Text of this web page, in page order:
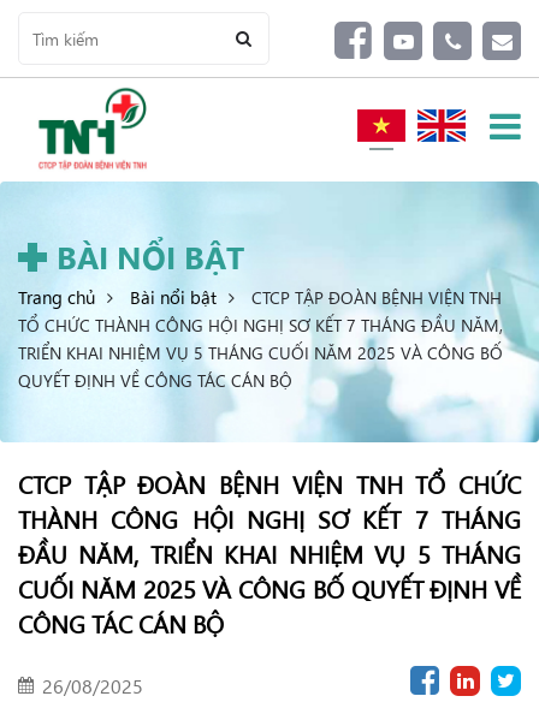
BÀI NỔI BẬT
Trang chủ Bài nổi bật
CTCP TẬP ĐOÀN BỆNH VIỆN TNH
TỔ CHỨC THÀNH CÔNG HỘI NGHỊ SƠ KẾT 7 THÁNG ĐẦU NĂM,
TRIỂN KHAI NHIỆM VỤ 5 THÁNG CUỐI NĂM 2025 VÀ CÔNG BỐ
QUYẾT ĐỊNH VỀ CÔNG TÁC CÁN BỘ
CTCP TẬP ĐOÀN BỆNH VIỆN TNH TỔ CHỨC
THÀNH CÔNG HỘI NGHỊ SƠ KẾT 7 THÁNG
ĐẦU NĂM, TRIỂN KHAI NHIỆM VỤ 5 THÁNG
CUỐI NĂM 2025 VÀ CÔNG BỐ QUYẾT ĐỊNH VỀ
CÔNG TÁC CÁN BỘ
26/08/2025